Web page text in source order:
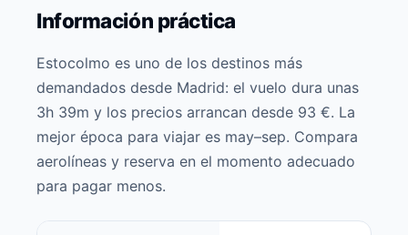
Información práctica
Estocolmo es uno de los destinos más
demandados desde Madrid: el vuelo dura unas
3h 39m y los precios arrancan desde 93 €. La
mejor época para viajar es may–sep. Compara
aerolíneas y reserva en el momento adecuado
para pagar menos.